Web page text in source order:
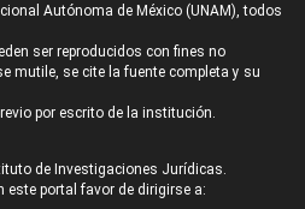
Autónoma de México (UNAM), todos
ser reproducidos con fines no
mutile, se cite la fuente completa y su
por escrito de la institución.
de Investigaciones Jurídicas.
portal favor de dirigirse a: